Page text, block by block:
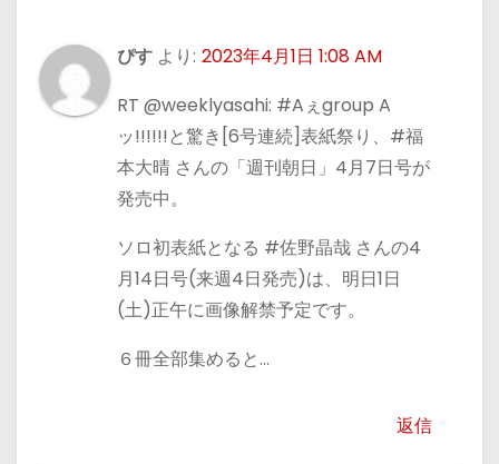
ぴす より: 2023年4月1日 1:08 AM
RT @weeklyasahi: #Aぇgroup A
ッ!!!!!!と驚き[6号連続]表紙祭り、#福
本大晴 さんの「週刊朝日」4月7日号が
発売中。
ソロ初表紙となる #佐野晶哉 さんの4
月14日号(来週4日発売)は、明日1日
(土)正午に画像解禁予定です。
６冊全部集めると…
返信